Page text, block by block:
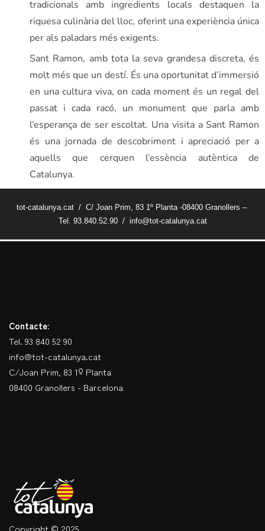
tradicionals amb ingredients locals destaquen la
riquesa culinària del lloc, oferint una experiència única
per als paladars més exigents.
Sant Ramon, amb tota la seva grandesa discreta, és
molt més que un destí. És una oportunitat d’immersió
en una cultura viva, on cada moment és un regal del
passat i cada racó, un monument que parla amb
l’esperança de ser escoltat. Una visita a Sant Ramon
és una jornada de descobriment i apreciació per a
aquells que cerquen l’essència autèntica de
Catalunya.
tot-catalunya.cat / C/ Joan Prim, 83 1º Planta -08400 Granollers –
Tel. 93.840.52.90 / info@tot-catalunya.cat
Contacte:
Tel. 93 840 52 90
info@tot-catalunya.cat
C/Joan Prim, 83 1º Planta
08400 Granollers - Barcelona
Copyright © 2025